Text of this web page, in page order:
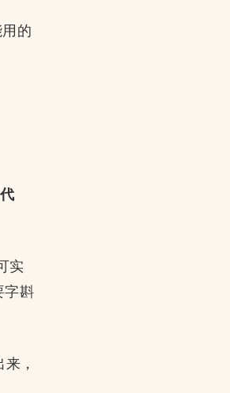
的
实
字斟
，